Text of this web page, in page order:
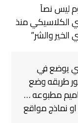
ليس نصاَ
الكلاسيكي منذ
والشر”
يوضع في
طريقه وضع
مطبوعه …
نماذج مواقع